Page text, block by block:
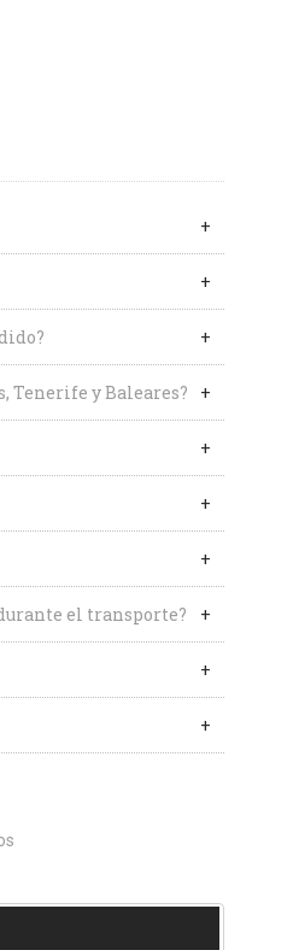
Tenerife y Baleares?
el transporte?